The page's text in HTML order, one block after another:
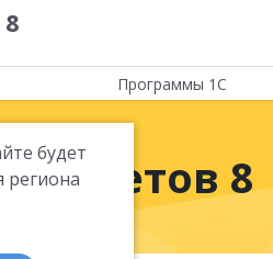
будет
региона
Программы 1С
отчетов 8